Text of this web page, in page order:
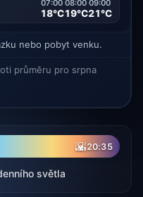
07:00
18°C
08:00
19°C
09:00
21°C
nebo pobyt venku.
průměru pro srpna
🌇20:35
světla